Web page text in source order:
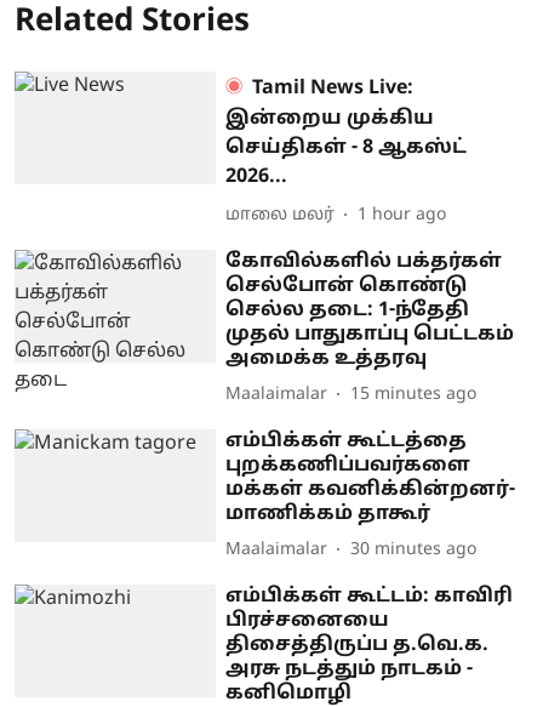
Related Stories
Tamil News Live:
இன்றைய முக்கிய
செய்திகள் - 8 ஆகஸ்ட்
2026...
மாலை மலர் 1 hour ago
கோவில்களில் பக்தர்கள்
செல்போன் கொண்டு
செல்ல தடை: 1-ந்தேதி
முதல் பாதுகாப்பு பெட்டகம்
அமைக்க உத்தரவு
Maalaimalar 15 minutes ago
எம்பிக்கள் கூட்டத்தை
புறக்கணிப்பவர்களை
மக்கள் கவனிக்கின்றனர்-
மாணிக்கம் தாகூர்
Maalaimalar 30 minutes ago
எம்பிக்கள் கூட்டம்: காவிரி
பிரச்சனையை
திசைத்திருப்ப த.வெ.க.
அரசு நடத்தும் நாடகம் -
கனிமொழி